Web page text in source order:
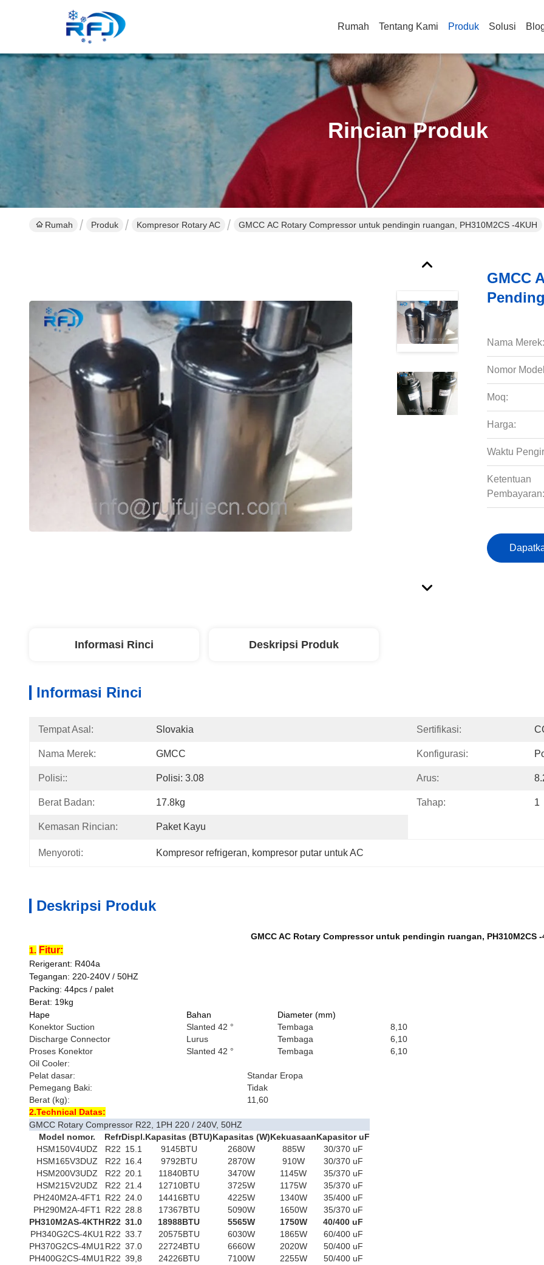
Rumah Tentang Kami Produk Solusi
Rincian Produk
Rumah Produk Kompresor Rotary AC GMCC AC Rotary Compressor untuk pendingin ruangan, PH310M2CS -4KUH
GMCC
Nama Merek:
Nomor
Moq:
Harga:
Waktu
Ketentuan
Pembayaran:
Informasi Rinci Deskripsi Produk
Informasi Rinci
Tempat Asal: Slovakia Sertifikasi:
Nama Merek: GMCC Konfigurasi:
Polisi:: Polisi: 3.08 Arus:
Berat Badan: 17.8kg Tahap: 1
Kemasan Rincian: Paket Kayu
Menyoroti: Kompresor refrigeran, kompresor putar untuk AC
Deskripsi Produk
GMCC AC Rotary Compressor untuk pendingin ruangan, PH310M2CS -
1. Fitur:
Rerigerant: R404a
Tegangan: 220-240V / 50HZ
Packing: 44pcs / palet
Berat: 19kg
Hape
Bahan
Diameter (mm)
Konektor Suction
Slanted 42 ° Tembaga
8,10
Discharge Connector
Lurus Tembaga
6,10
Proses Konektor
Slanted 42 ° Tembaga
6,10
Oil Cooler:
Pelat dasar:
Standar Eropa
Pemegang Baki:
Tidak
Berat (kg):
11,60
2.Technical Datas:
GMCC Rotary Compressor R22, 1PH 220 / 240V, 50HZ
Model nomor.
RefrDispl.Kapasitas (BTU)Kapasitas (W)KekuasaanKapasitor uF
HSM150V4UDZ
R22 15.1 9145BTU 2680W 885W
30/370 uF
HSM165V3DUZ
R22 16.4 9792BTU 2870W 910W
30/370 uF
HSM200V3UDZ
R22 20.1 11840BTU 3470W 1145W
35/370 uF
HSM215V2UDZ
R22 21.4 12710BTU 3725W 1175W
35/370 uF
PH240M2A-4FT1
R22 24.0 14416BTU 4225W 1340W
35/400 uF
PH290M2A-4FT1
R22 28.8 17367BTU 5090W 1650W
35/370 uF
PH310M2AS-4KTHR22 31.0 18988BTU 5565W 1750W
40/400 uF
PH340G2CS-4KU1 R22 33.7 20575BTU 6030W 1865W
60/400 uF
PH370G2CS-4MU1 R22 37.0 22724BTU 6660W 2020W
50/400 uF
PH400G2CS-4MU1 R22 39,8 24226BTU 7100W 2255W
50/400 uF